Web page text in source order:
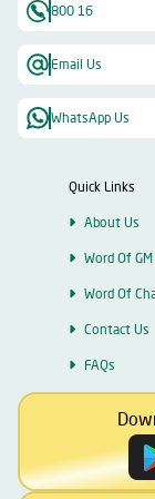
800 16
Email Us
WhatsApp Us
Quick Links
About Us
Word Of GM
Word Of
Contact Us
FAQs